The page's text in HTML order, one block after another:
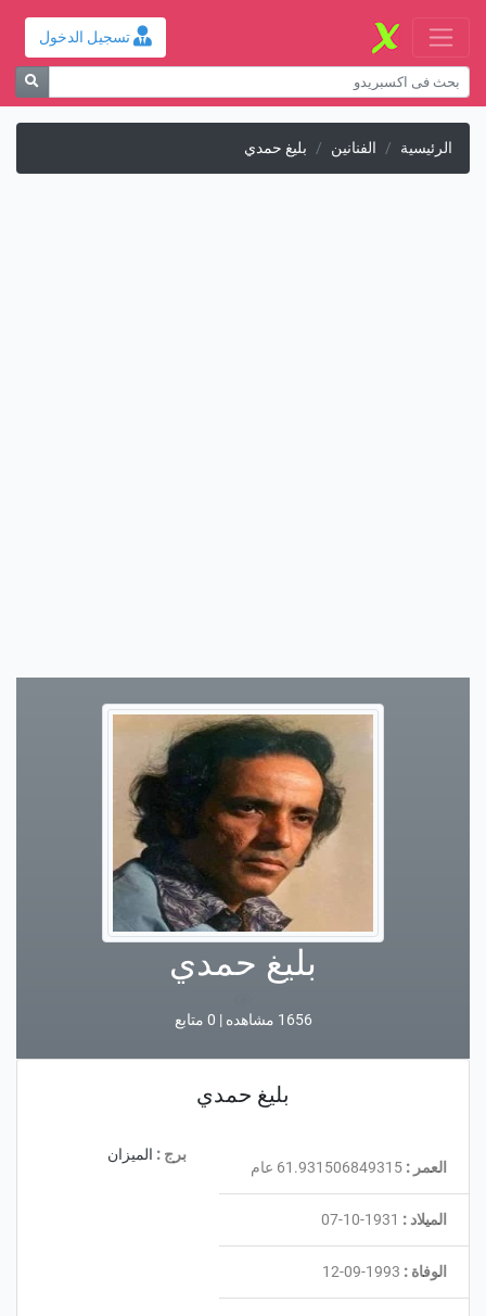
تسجيل الدخول
الرئيسية الفنانين بليغ حمدي
بليغ حمدي
1656 مشاهده | 0 متابع
بليغ حمدي
العمر :
الميلاد : 1931-10-07
الوفاة : 1993-09-12
برج : الميزان